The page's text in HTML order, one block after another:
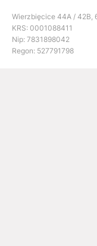
Wierzbięcice 44A / 42B,
KRS: 0001088411
Nip: 7831898042
Regon: 527791798